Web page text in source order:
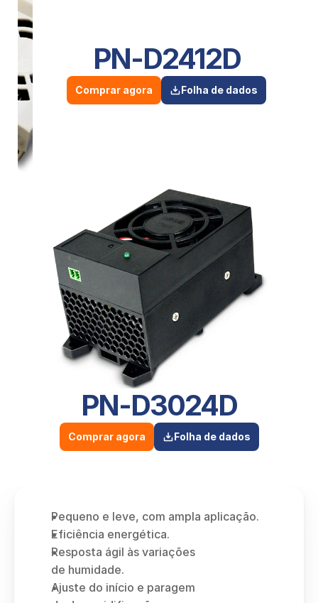
PN-D2412D
Comprar agora Folha de dados
PN-D3024D
Comprar agora Folha de dados
Pequeno e leve, com ampla aplicação.
Eficiência energética.
Resposta ágil às variações
de humidade.
Ajuste do início e paragem